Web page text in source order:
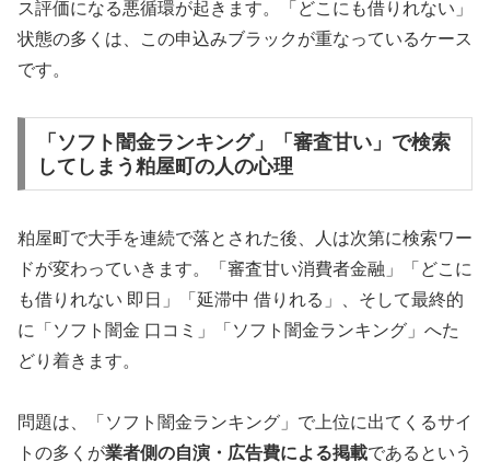
ス評価になる悪循環が起きます。「どこにも借りれない」
状態の多くは、この申込みブラックが重なっているケース
です。
「ソフト闇金ランキング」「審査甘い」で検索
してしまう粕屋町の人の心理
粕屋町で大手を連続で落とされた後、人は次第に検索ワー
ドが変わっていきます。「審査甘い消費者金融」「どこに
も借りれない 即日」「延滞中 借りれる」、そして最終的
に「ソフト闇金 口コミ」「ソフト闇金ランキング」へた
どり着きます。
問題は、「ソフト闇金ランキング」で上位に出てくるサイ
トの多くが業者側の自演・広告費による掲載であるという